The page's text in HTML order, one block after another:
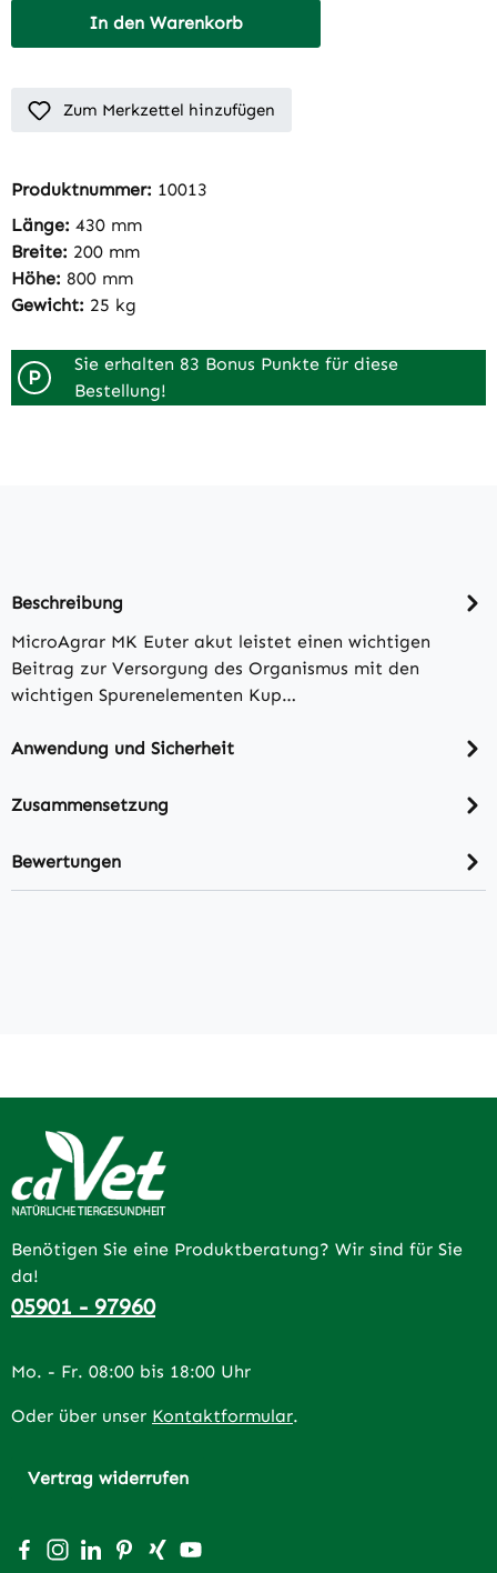
In den Warenkorb
Zum Merkzettel hinzufügen
Produktnummer: 10013
Länge: 430 mm
Breite: 200 mm
Höhe: 800 mm
Gewicht: 25 kg
P
Sie erhalten 83 Bonus Punkte für diese
Bestellung!
Beschreibung
MicroAgrar MK Euter akut leistet einen wichtigen
Beitrag zur Versorgung des Organismus mit den
wichtigen Spurenelementen Kup…
Anwendung und Sicherheit
Zusammensetzung
Bewertungen
Benötigen Sie eine Produktberatung? Wir sind für Sie
da!
05901 - 97960
Mo. - Fr. 08:00 bis 18:00 Uhr
Oder über unser Kontaktformular.
Vertrag widerrufen
Besuche uns auf Facebook – öffnet in neuem Tab
Schau auf Instagram vorbei – öffnet in neuem Tab
Vernetze dich mit uns auf LinkedIn – öffnet in
Lass dich auf Pinterest inspirieren – öffnet
Vernetze dich mit uns auf Xing – öffnet
Sieh dir unsere Videos auf YouTube